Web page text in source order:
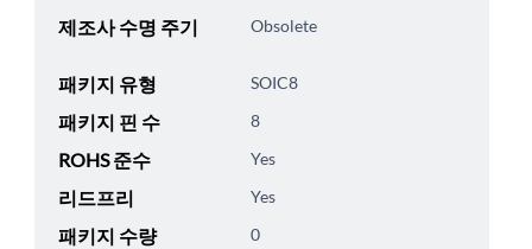
제조사 수명 주기 Obsolete
패키지 유형 SOIC8
패키지 핀 수 8
ROHS 준수 Yes
리드프리 Yes
패키지 수량 0